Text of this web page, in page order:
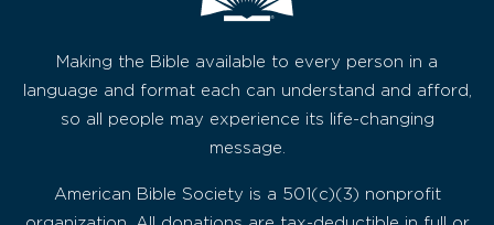
Making the Bible available to every person in a
language and format each can understand and afford,
so all people may experience its life-changing
message.
American Bible Society is a 501(c)(3) nonprofit